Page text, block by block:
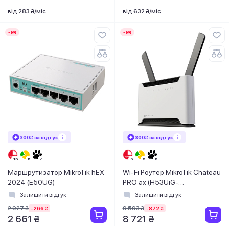
від 283 ₴/міс
від 632 ₴/міс
-9%
300₴ за відгук
Маршрутизатор MikroTik hEX
2024 (E50UG)
Залишити відгук
2 927 ₴ -266 ₴
2 661 ₴
-9%
300₴ за відгук
Wi-Fi Роутер MikroTik Chateau
PRO ax (H53UiG-
5HaxQ2HaxQ)
Залишити відгук
9 593 ₴ -872 ₴
8 721 ₴